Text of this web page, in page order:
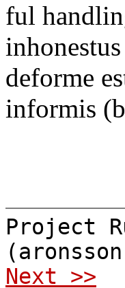
ful
deforme
informis
Project
Next >>